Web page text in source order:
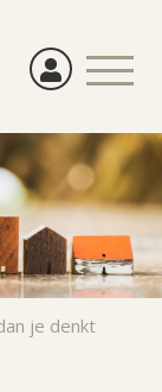
je denkt